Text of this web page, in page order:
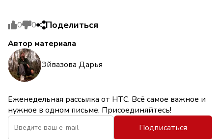
0 0 Поделиться
Автор материала
Эйвазова Дарья
Еженедельная рассылка от НТС. Всё самое важное и
нужное в одном письме. Присоединяйтесь!
Подписаться